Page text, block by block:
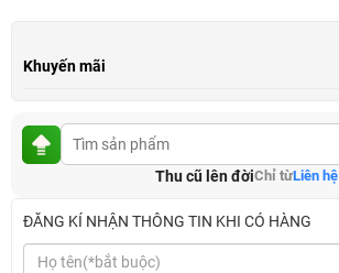
Khuyến mãi
Thu cũ lên đờiChỉ từLiên hệ
ĐĂNG KÍ NHẬN THÔNG TIN KHI CÓ HÀNG